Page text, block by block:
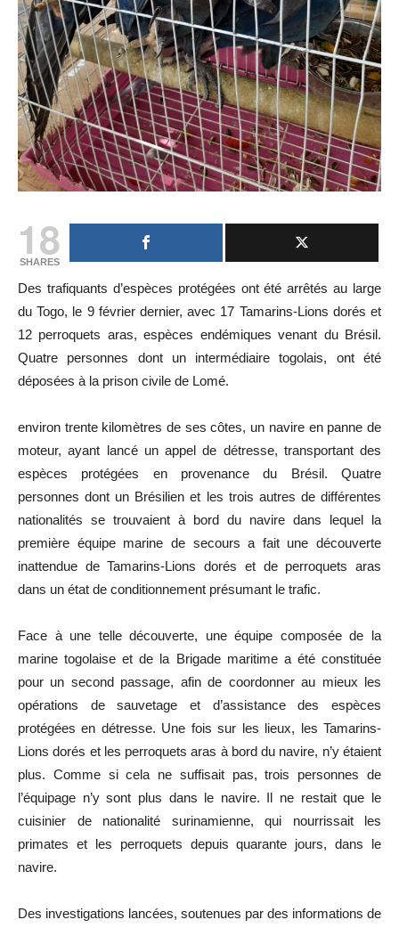
18
SHARES
Des trafiquants d’espèces protégées ont été arrêtés au large
du Togo, le 9 février dernier, avec 17 Tamarins-Lions dorés et
12 perroquets aras, espèces endémiques venant du Brésil.
Quatre personnes dont un intermédiaire togolais, ont été
déposées à la prison civile de Lomé.
environ trente kilomètres de ses côtes, un navire en panne de
moteur, ayant lancé un appel de détresse, transportant des
espèces protégées en provenance du Brésil. Quatre
personnes dont un Brésilien et les trois autres de différentes
nationalités se trouvaient à bord du navire dans lequel la
première équipe marine de secours a fait une découverte
inattendue de Tamarins-Lions dorés et de perroquets aras
dans un état de conditionnement présumant le trafic.
Face à une telle découverte, une équipe composée de la
marine togolaise et de la Brigade maritime a été constituée
pour un second passage, afin de coordonner au mieux les
opérations de sauvetage et d’assistance des espèces
protégées en détresse. Une fois sur les lieux, les Tamarins-
Lions dorés et les perroquets aras à bord du navire, n’y étaient
plus. Comme si cela ne suffisait pas, trois personnes de
l’équipage n’y sont plus dans le navire. Il ne restait que le
cuisinier de nationalité surinamienne, qui nourrissait les
primates et les perroquets depuis quarante jours, dans le
navire.
Des investigations lancées, soutenues par des informations de